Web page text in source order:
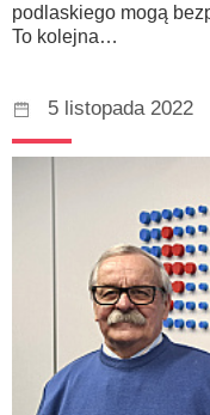
podlaskiego mogą
To kolejna…
5 listopada 2022